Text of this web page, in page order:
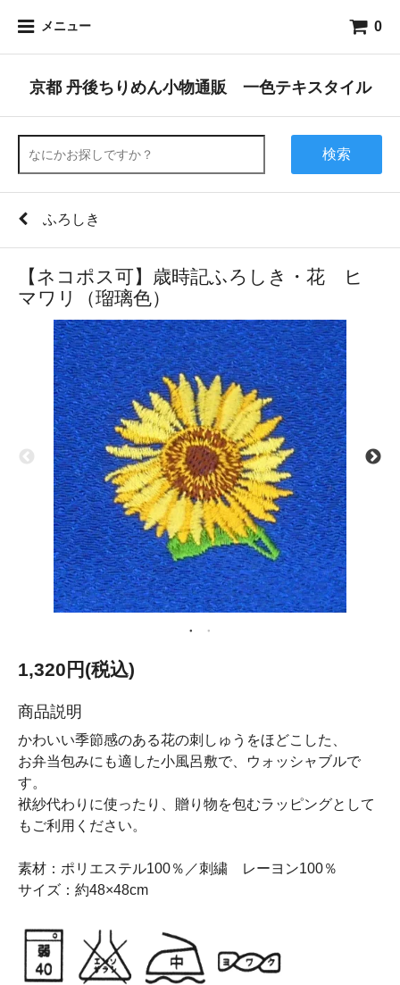
メニュー 0
京都 丹後ちりめん小物通販 一色テキスタイル
検索
ふろしき
【ネコポス可】歳時記ふろしき・花 ヒ
マワリ（瑠璃色）
1,320円(税込)
商品説明
かわいい季節感のある花の刺しゅうをほどこした、
お弁当包みにも適した小風呂敷で、ウォッシャブルで
す。
袱紗代わりに使ったり、贈り物を包むラッピングとして
もご利用ください。
素材：ポリエステル100％／刺繍 レーヨン100％
サイズ：約48×48cm